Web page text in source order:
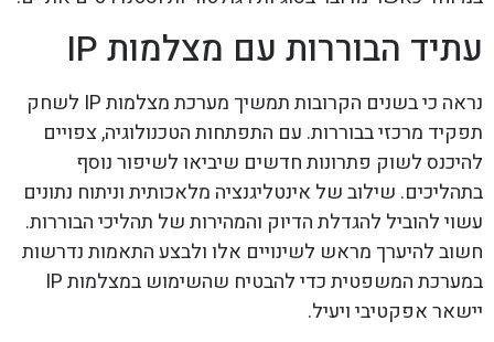
עתיד הבוררות עם מצלמות IP
נראה כי בשנים הקרובות תמשיך מערכת מצלמות IP לשחק
תפקיד מרכזי בבוררות. עם התפתחות הטכנולוגיה, צפויים
להיכנס לשוק פתרונות חדשים שיביאו לשיפור נוסף
בתהליכים. שילוב של אינטליגנציה מלאכותית וניתוח נתונים
עשוי להוביל להגדלת הדיוק והמהירות של תהליכי הבוררות.
חשוב להיערך מראש לשינויים אלו ולבצע התאמות נדרשות
במערכת המשפטית כדי להבטיח שהשימוש במצלמות IP
יישאר אפקטיבי ויעיל.